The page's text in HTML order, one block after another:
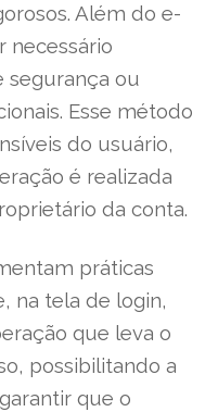
Além do e-
necessário
segurança ou
Esse método
do usuário,
é realizada
da conta.
práticas
na tela de login,
que leva o
possibilitando a
que o